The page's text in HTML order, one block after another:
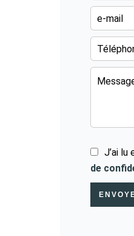
J’ai
de